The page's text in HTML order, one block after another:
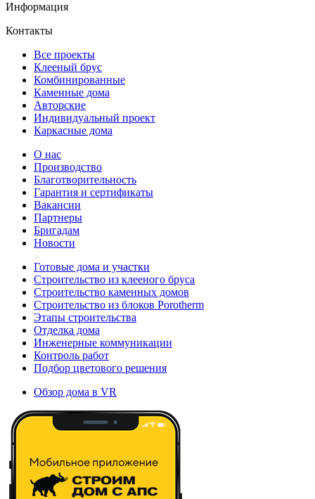
Информация
Контакты
Все проекты
Клееный брус
Комбинированные
Каменные дома
Авторские
Индивидуальный проект
Каркасные дома
О нас
Производство
Благотворительность
Гарантия и сертификаты
Вакансии
Партнеры
Бригадам
Новости
Готовые дома и участки
Строительство из клееного бруса
Строительство каменных домов
Строительство из блоков Porotherm
Этапы строительства
Отделка дома
Инженерные коммуникации
Контроль работ
Подбор цветового решения
Обзор дома в VR